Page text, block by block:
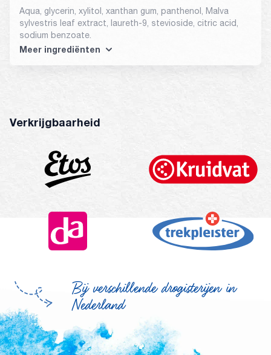
Aqua, glycerin, xylitol, xanthan gum, panthenol, Malva
sylvestris leaf extract, laureth-9, stevioside, citric acid,
sodium benzoate.
Meer ingrediënten
Verkrijgbaarheid
Bij verschillende drogisterijen in
Nederland